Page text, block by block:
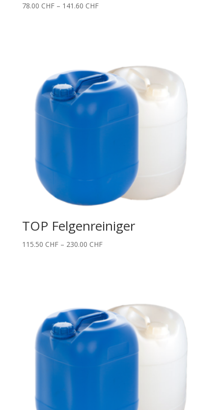
78.00 CHF – 141.60 CHFPrice
TOP Felgenreiniger
115.50 CHF – 230.00 CHFPrice